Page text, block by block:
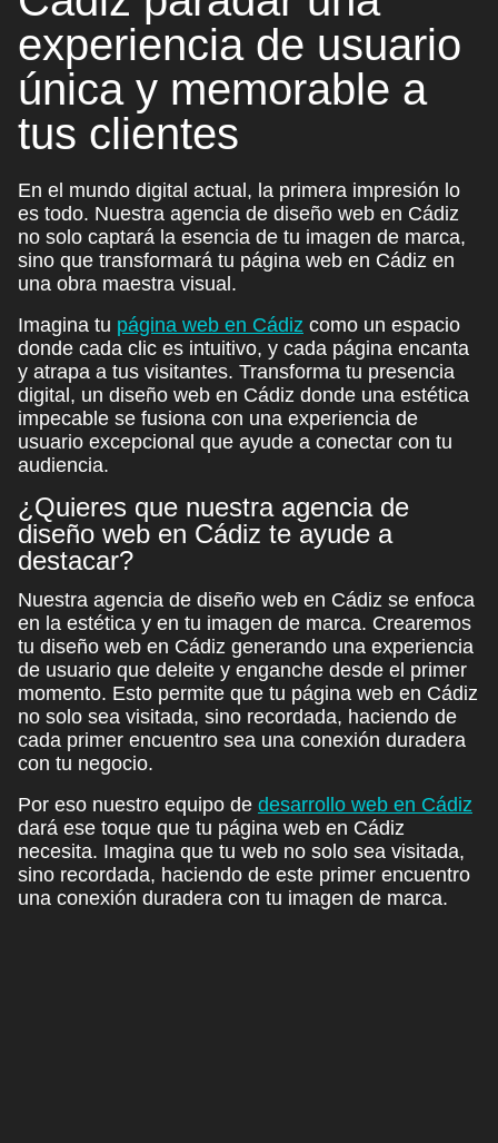
experiencia de usuario
única y memorable a
tus clientes
En el mundo digital actual, la primera impresión lo
es todo. Nuestra agencia de diseño web en Cádiz
no solo captará la esencia de tu imagen de marca,
sino que transformará tu página web en Cádiz en
una obra maestra visual.
Imagina tu página web en Cádiz como un espacio
donde cada clic es intuitivo, y cada página encanta
y atrapa a tus visitantes. Transforma tu presencia
digital, un diseño web en Cádiz donde una estética
impecable se fusiona con una experiencia de
usuario excepcional que ayude a conectar con tu
audiencia.
¿Quieres que nuestra agencia de
diseño web en Cádiz te ayude a
destacar?
Nuestra agencia de diseño web en Cádiz se enfoca
en la estética y en tu imagen de marca. Crearemos
tu diseño web en Cádiz generando una experiencia
de usuario que deleite y enganche desde el primer
momento. Esto permite que tu página web en Cádiz
no solo sea visitada, sino recordada, haciendo de
cada primer encuentro sea una conexión duradera
con tu negocio.
Por eso nuestro equipo de desarrollo web en Cádiz
dará ese toque que tu página web en Cádiz
necesita. Imagina que tu web no solo sea visitada,
sino recordada, haciendo de este primer encuentro
una conexión duradera con tu imagen de marca.